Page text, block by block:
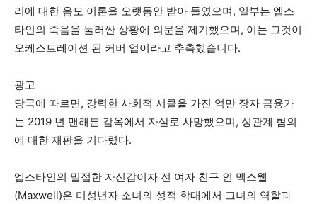
리에 대한 음모 이론을 오랫동안 받아 들였으며, 일부는 엡스
타인의 죽음을 둘러싼 상황에 의문을 제기했으며, 이는 그것이
오케스트레이션 된 커버 업이라고 추측했습니다.
광고
당국에 따르면, 강력한 사회적 서클을 가진 억만 장자 금융가
는 2019 년 맨해튼 감옥에서 자살로 사망했으며, 성관계 혐의
에 대한 재판을 기다렸다.
엡스타인의 밀접한 자신감이자 전 여자 친구 인 맥스웰
(Maxwell)은 미성년자 소녀의 성적 학대에서 그녀의 역할과